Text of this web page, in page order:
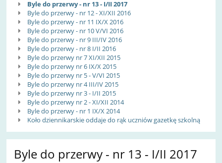
Byle do przerwy - nr 13 - I/II 2017
Byle do przerwy - nr 12 - XI/XII 2016
Byle do przerwy - nr 11 IX/X 2016
Byle do przerwy - nr 10 V/VI 2016
Byle do przerwy - nr 9 III/IV 2016
Byle do przerwy - nr 8 I/II 2016
Byle do przerwy nr 7 XI/XII 2015
Byle do przerwy nr 6 IX/X 2015
Byle do przerwy nr 5 - V/VI 2015
Byle do przerwy nr 4 III/IV 2015
Byle do przerwy nr 3 - I/II 2015
Byle do przerwy nr 2 - XI/XII 2014
Byle do przerwy - nr 1 IX/X 2014
Koło dziennikarskie oddaje do rąk uczniów gazetkę szkolną
Byle do przerwy - nr 13 - I/II 2017